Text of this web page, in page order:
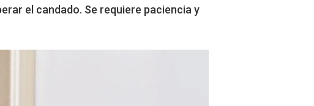
el candado. Se requiere paciencia y